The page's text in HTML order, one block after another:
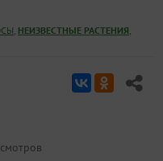
, НЕИЗВЕСТНЫЕ РАСТЕНИЯ,